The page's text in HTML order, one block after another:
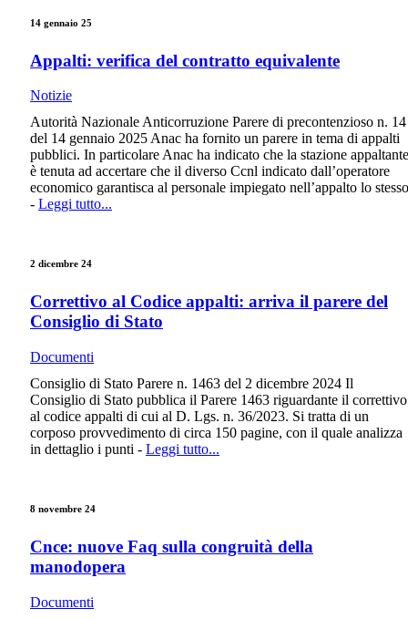
14 gennaio 25
Appalti: verifica del contratto equivalente
Notizie
Autorità Nazionale Anticorruzione Parere di precontenzioso n. 14
del 14 gennaio 2025 Anac ha fornito un parere in tema di appalti
pubblici. In particolare Anac ha indicato che la stazione appaltante
è tenuta ad accertare che il diverso Ccnl indicato dall’operatore
economico garantisca al personale impiegato nell’appalto lo stesso
- Leggi tutto...
2 dicembre 24
Correttivo al Codice appalti: arriva il parere del
Consiglio di Stato
Documenti
Consiglio di Stato Parere n. 1463 del 2 dicembre 2024 Il
Consiglio di Stato pubblica il Parere 1463 riguardante il correttivo
al codice appalti di cui al D. Lgs. n. 36/2023. Si tratta di un
corposo provvedimento di circa 150 pagine, con il quale analizza
in dettaglio i punti - Leggi tutto...
8 novembre 24
Cnce: nuove Faq sulla congruità della
manodopera
Documenti